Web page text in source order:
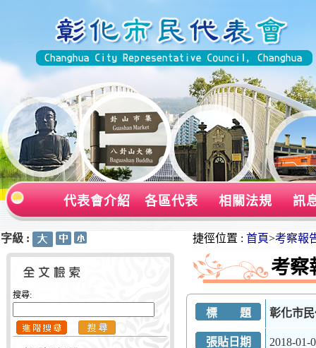
代表會介紹 各區代表 相關法規 訊
字級 :
搜尋:
捷徑位置 : 首頁>考察報
考察
標 題 彰化市
張貼日期 2018-01-